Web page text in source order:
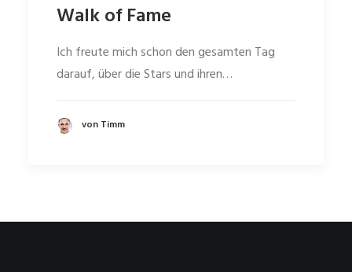
Walk of Fame
Ich freute mich schon den gesamten Tag
darauf, über die Stars und ihren…
von Timm